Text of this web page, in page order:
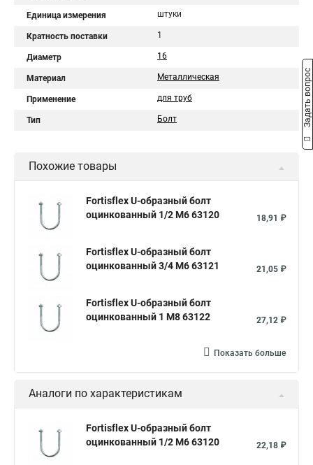
Единица измерения штуки
Кратность поставки 1
Диаметр 16
Материал Металлическая
Применение для труб
Тип Болт
Похожие товары
Fortisflex U-образный болт
оцинкованный 1/2 М6 63120
18,91 ₽
Fortisflex U-образный болт
оцинкованный 3/4 М6 63121
21,05 ₽
Fortisflex U-образный болт
оцинкованный 1 М8 63122
27,12 ₽
Показать больше
Аналоги по характеристикам
Fortisflex U-образный болт
оцинкованный 1/2 М6 63120
22,18 ₽
Задать вопрос